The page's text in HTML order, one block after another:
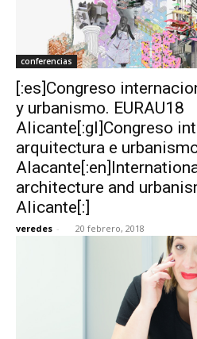
conferencias
[:es]Congreso
y urbanismo. EURAU18
Alicante[:gl]Congreso
arquitectura e
architecture and
Alicante[:]
veredes - 20 febrero, 2018